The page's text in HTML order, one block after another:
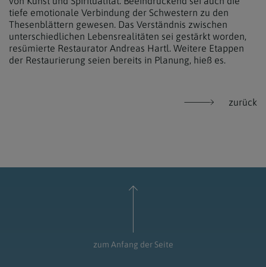
tiefe emotionale Verbindung der Schwestern zu den
Thesenblättern gewesen. Das Verständnis zwischen
unterschiedlichen Lebensrealitäten sei gestärkt worden,
resümierte Restaurator Andreas Hartl. Weitere Etappen
der Restaurierung seien bereits in Planung, hieß es.
zurück
zum Anfang der Seite